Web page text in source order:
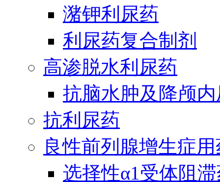
潴钾利尿药
利尿药复合制剂
高渗脱水利尿药
抗脑水肿及降颅
抗利尿药
良性前列腺增生症
选择性α1受体阻